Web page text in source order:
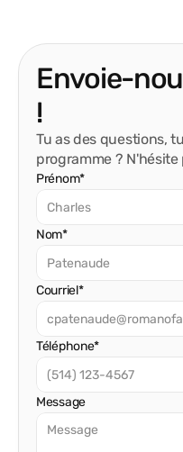
Envoie-
!
Tu as des questions,
programme ?
Prénom*
Nom*
Courriel*
Téléphone*
Message